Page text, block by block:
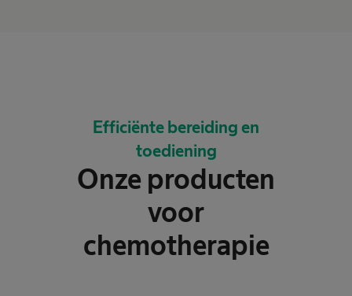
Efficiënte bereiding en
toediening
Onze producten
voor
chemotherapie